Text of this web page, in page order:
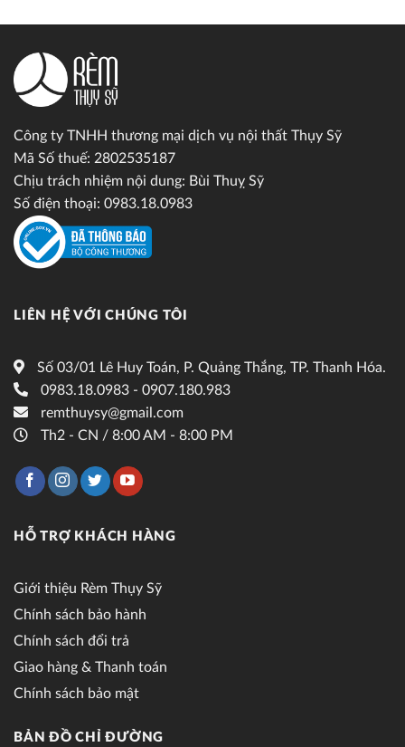
Công ty TNHH thương mại dịch vụ nội thất Thụy Sỹ
Mã Số thuế: 2802535187
Chịu trách nhiệm nội dung: Bùi Thuỵ Sỹ
Số điện thoại: 0983.18.0983
LIÊN HỆ VỚI CHÚNG TÔI
Số 03/01 Lê Huy Toán, P. Quảng Thắng, TP. Thanh Hóa.
0983.18.0983 - 0907.180.983
remthuysy@gmail.com
Th2 - CN / 8:00 AM - 8:00 PM
HỖ TRỢ KHÁCH HÀNG
Giới thiệu Rèm Thụy Sỹ
Chính sách bảo hành
Chính sách đổi trả
Giao hàng & Thanh toán
Chính sách bảo mật
BẢN ĐỒ CHỈ ĐƯỜNG